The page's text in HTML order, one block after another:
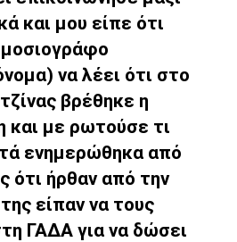
και μου είπε ότι
να λέει ότι στο
βρέθηκε η
και με ρωτούσε τι
ενημερώθηκα από
ότι ήρθαν από την
είπαν να τους
ΓΑΔΑ για να δώσει